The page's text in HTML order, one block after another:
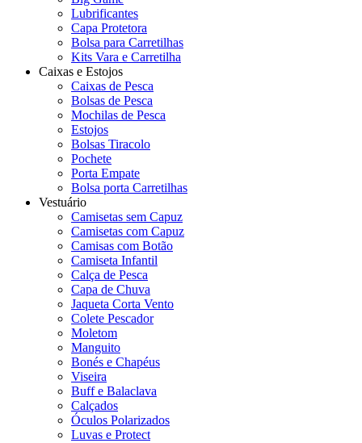
Lubrificantes
Capa Protetora
Bolsa para Carretilhas
Kits Vara e Carretilha
Caixas e Estojos
Caixas de Pesca
Bolsas de Pesca
Mochilas de Pesca
Estojos
Bolsas Tiracolo
Pochete
Porta Empate
Bolsa porta Carretilhas
Vestuário
Camisetas sem Capuz
Camisetas com Capuz
Camisas com Botão
Camiseta Infantil
Calça de Pesca
Capa de Chuva
Jaqueta Corta Vento
Colete Pescador
Moletom
Manguito
Bonés e Chapéus
Viseira
Buff e Balaclava
Calçados
Óculos Polarizados
Luvas e Protect